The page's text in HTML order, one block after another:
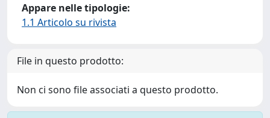
Appare nelle tipologie:
1.1 Articolo su rivista
File in questo prodotto:
Non ci sono file associati a questo prodotto.